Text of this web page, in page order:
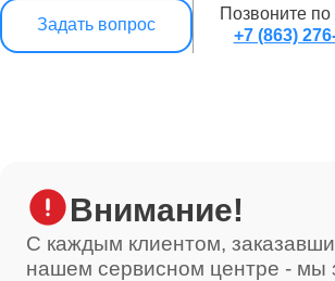
Задать вопрос
Позвоните
+7 (863)
Внимание!
С каждым клиентом,
нашем сервисном центре - мы